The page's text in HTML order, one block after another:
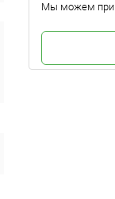
Мы можем